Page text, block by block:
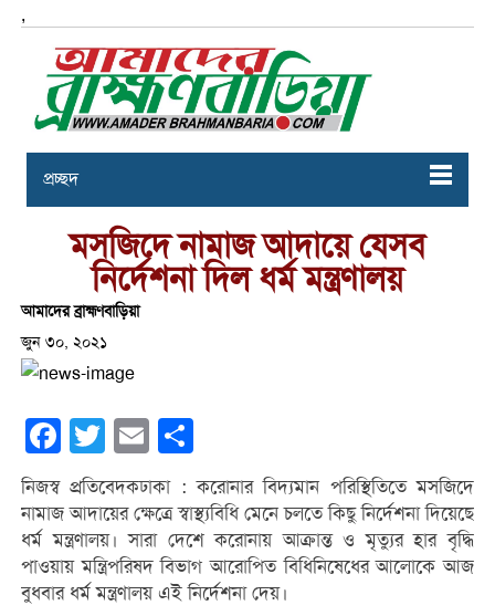
,
প্রচ্ছদ
মসজিদে নামাজ আদায়ে যেসব
নির্দেশনা দিল ধর্ম মন্ত্রণালয়
আমাদের ব্রাহ্মণবাড়িয়া
জুন ৩০, ২০২১
Facebook
Twitter Email
নিজস্ব প্রতিবেদকঢাকা : করোনার বিদ্যমান পরিস্থিতিতে মসজিদে
নামাজ আদায়ের ক্ষেত্রে স্বাস্থ্যবিধি মেনে চলতে কিছু নির্দেশনা দিয়েছে
ধর্ম মন্ত্রণালয়। সারা দেশে করোনায় আক্রান্ত ও মৃত্যুর হার বৃদ্ধি
পাওয়ায় মন্ত্রিপরিষদ বিভাগ আরোপিত বিধিনিষেধের আলোকে আজ
বুধবার ধর্ম মন্ত্রণালয় এই নির্দেশনা দেয়।